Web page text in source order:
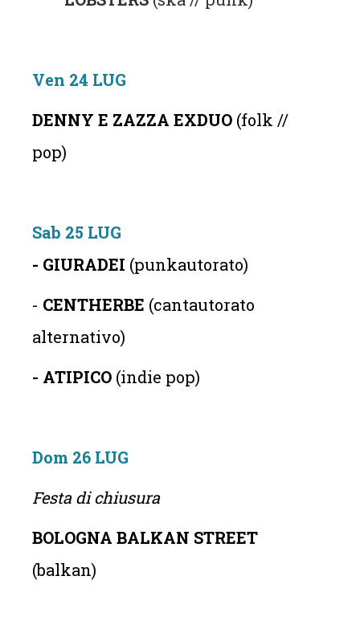
Ven 24 LUG
DENNY E ZAZZA EXDUO (folk //
pop)
Sab 25 LUG
- GIURADEI (punkautorato)
- CENTHERBE (cantautorato
alternativo)
- ATIPICO (indie pop)
Dom 26 LUG
Festa di chiusura
BOLOGNA BALKAN STREET
(balkan)